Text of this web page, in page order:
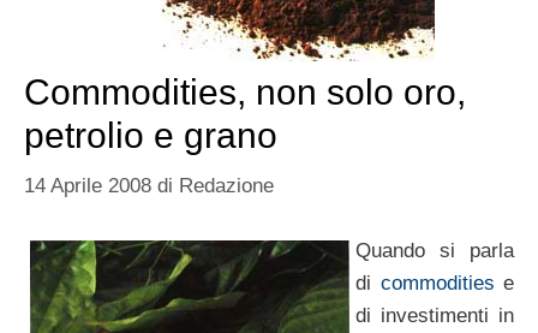
Commodities, non solo oro,
petrolio e grano
14 Aprile 2008 di Redazione
Quando si parla
di commodities e
di investimenti in